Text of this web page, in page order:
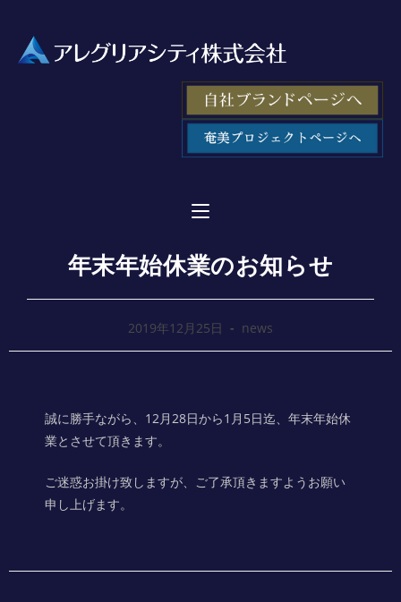
年末年始休業のお知らせ
2019年12月25日 news
誠に勝手ながら、12月28日から1月5日迄、年末年始休
業とさせて頂きます。
ご迷惑お掛け致しますが、ご了承頂きますようお願い
申し上げます。